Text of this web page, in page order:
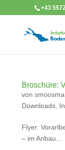
+43
Broschüre:
von
Downloads,
Flyer:
– im Anbau...